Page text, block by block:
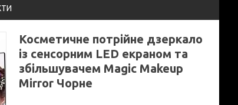
Косметичне потрійне дзеркало
із сенсорним LED екраном та
збільшувачем Magic Makeup
Mirror Чорне